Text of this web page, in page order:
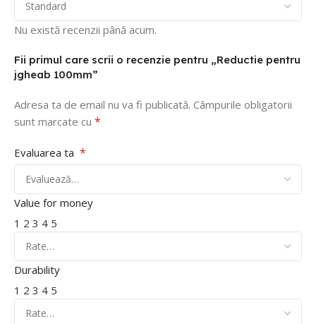
Nu există recenzii până acum.
Fii primul care scrii o recenzie pentru „Reductie pentru
jgheab 100mm”
Adresa ta de email nu va fi publicată. Câmpurile obligatorii
sunt marcate cu *
Evaluarea ta *
Value for money
1 2 3 4 5
Durability
1 2 3 4 5